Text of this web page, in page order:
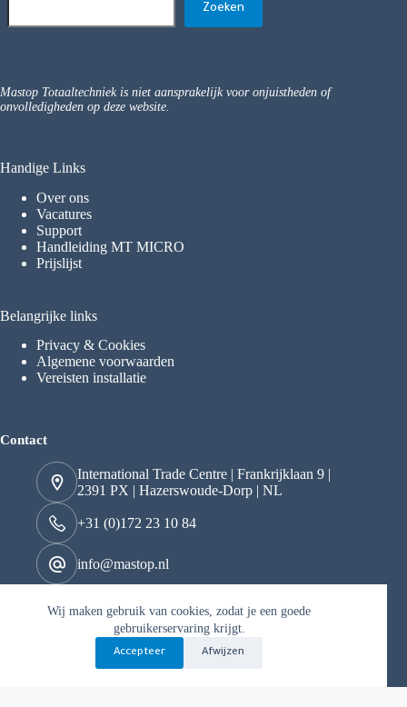
Wij maken gebruik van cookies, zodat je een goede
gebruikerservaring krijgt.
Accepteer Afwijzen
Zoeken
Mastop Totaaltechniek is niet aansprakelijk voor onjuistheden of
onvolledigheden op deze website.
Handige Links
Over ons
Vacatures
Support
Handleiding MT MICRO
Prijslijst
Belangrijke links
Privacy & Cookies
Algemene voorwaarden
Vereisten installatie
Contact
International Trade Centre | Frankrijklaan 9 |
2391 PX | Hazerswoude-Dorp | NL
+31 (0)172 23 10 84
info@mastop.nl
BTW nr. NL822163706B01